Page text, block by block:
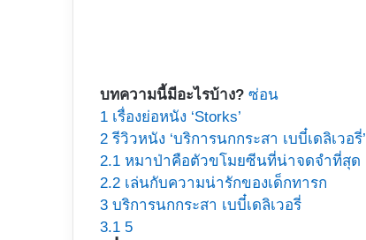
บทความนี้มีอะไรบ้าง? ซ่อน
1 เรื่องย่อหนัง ‘Storks’
2 รีวิวหนัง ‘บริการนกกระสา เบบี๋เดลิเวอรี่’
2.1 หมาป่าคือตัวขโมยซีนที่น่าจดจำที่สุด
2.2 เล่นกับความน่ารักของเด็กทารก
3 บริการนกกระสา เบบี๋เดลิเวอรี่
3.1 5